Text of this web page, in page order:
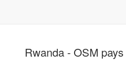
Rwanda - OSM